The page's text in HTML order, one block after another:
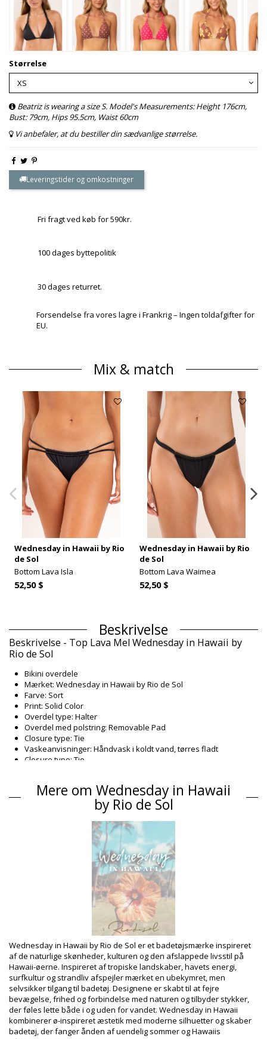
Størrelse
Beatriz is wearing a size S. Model's Measurements: Height 176cm,
Bust: 79cm, Hips 95.5cm, Waist 60cm
Vi anbefaler, at du bestiller din sædvanlige størrelse.
Leveringstider og omkostninger
Fri fragt ved køb for 590kr.
100 dages byttepolitik
30 dages returret.
Forsendelse fra vores lagre i Frankrig – Ingen toldafgifter for
EU.
Mix & match
Wednesday in Hawaii by Rio
de Sol
Bottom Lava Isla
52,50 $
Wednesday in Hawaii by Rio
de Sol
Bottom Lava Waimea
52,50 $
Beskrivelse
Beskrivelse - Top Lava Mel Wednesday in Hawaii by
Rio de Sol
Bikini overdele
Mærket: Wednesday in Hawaii by Rio de Sol
Farve: Sort
Print: Solid Color
Overdel type: Halter
Overdel med polstring: Removable Pad
Closure type: Tie
Vaskeanvisninger: Håndvask i koldt vand, tørres fladt
Closure type: Tie
Bikini overdele Sort Wednesday in Hawaii by Rio de Sol
HAWAII
Sammensætning
Sammensætning: 84% Biodegradable Nylon (AMNI SOUL ECO),
16% Spandex (LYCRA) - OEKO-TEX - Chlorine Resistant
For: 84% Biodegradable Nylon (AMNI SOUL ECO), 16% Spandex
(LYCRA) - OEKO-TEX - Chlorine Resistant
UV Protection: UPF 50+
Produktinformation
Afdeling: Dame, Bikini overdele
Pakken inkluderer: 1 x Bikini overdele (Andre accessoirer er
HS CODE: 6112.41.0010
SKU: 1981124881
EAN: XS (7899810394217), S (7899810394224), M (7899810394231),
L (7899810394248), XL (7899810394255)
Vægt: 55g / 0.12lb / 1.94oz
Retouchering af fotos
Vaske- & plejeinstrukser
Plejeinstrukser for: Wednesday in Hawaii by Rio de Sol
Top Lava Mel
Mere om Wednesday in Hawaii
by Rio de Sol
Wednesday in Hawaii by Rio de Sol er et badetøjsmærke inspireret
af de naturlige skønheder, kulturen og den afslappede livsstil på
Hawaii-øerne. Inspireret af tropiske landskaber, havets energi,
surfkultur og strandliv afspejler mærket en ubekymret, men
selvsikker tilgang til badetøj. Designene er skabt til at fejre
bevægelse, frihed og forbindelse med naturen og tilbyder stykker,
der føles lette både i og uden for vandet. Wednesday in Hawaii
kombinerer ø-inspireret æstetik med moderne silhuetter og skaber
badetøj, der fanger ånden af uendelig sommer og Hawaiis